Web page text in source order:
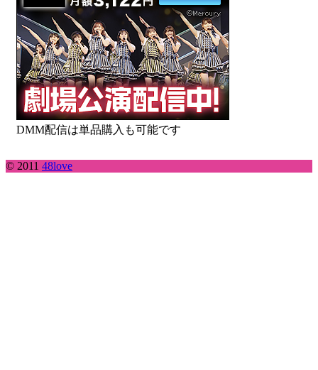
DMM配信は単品購入も可能です
© 2011 48love